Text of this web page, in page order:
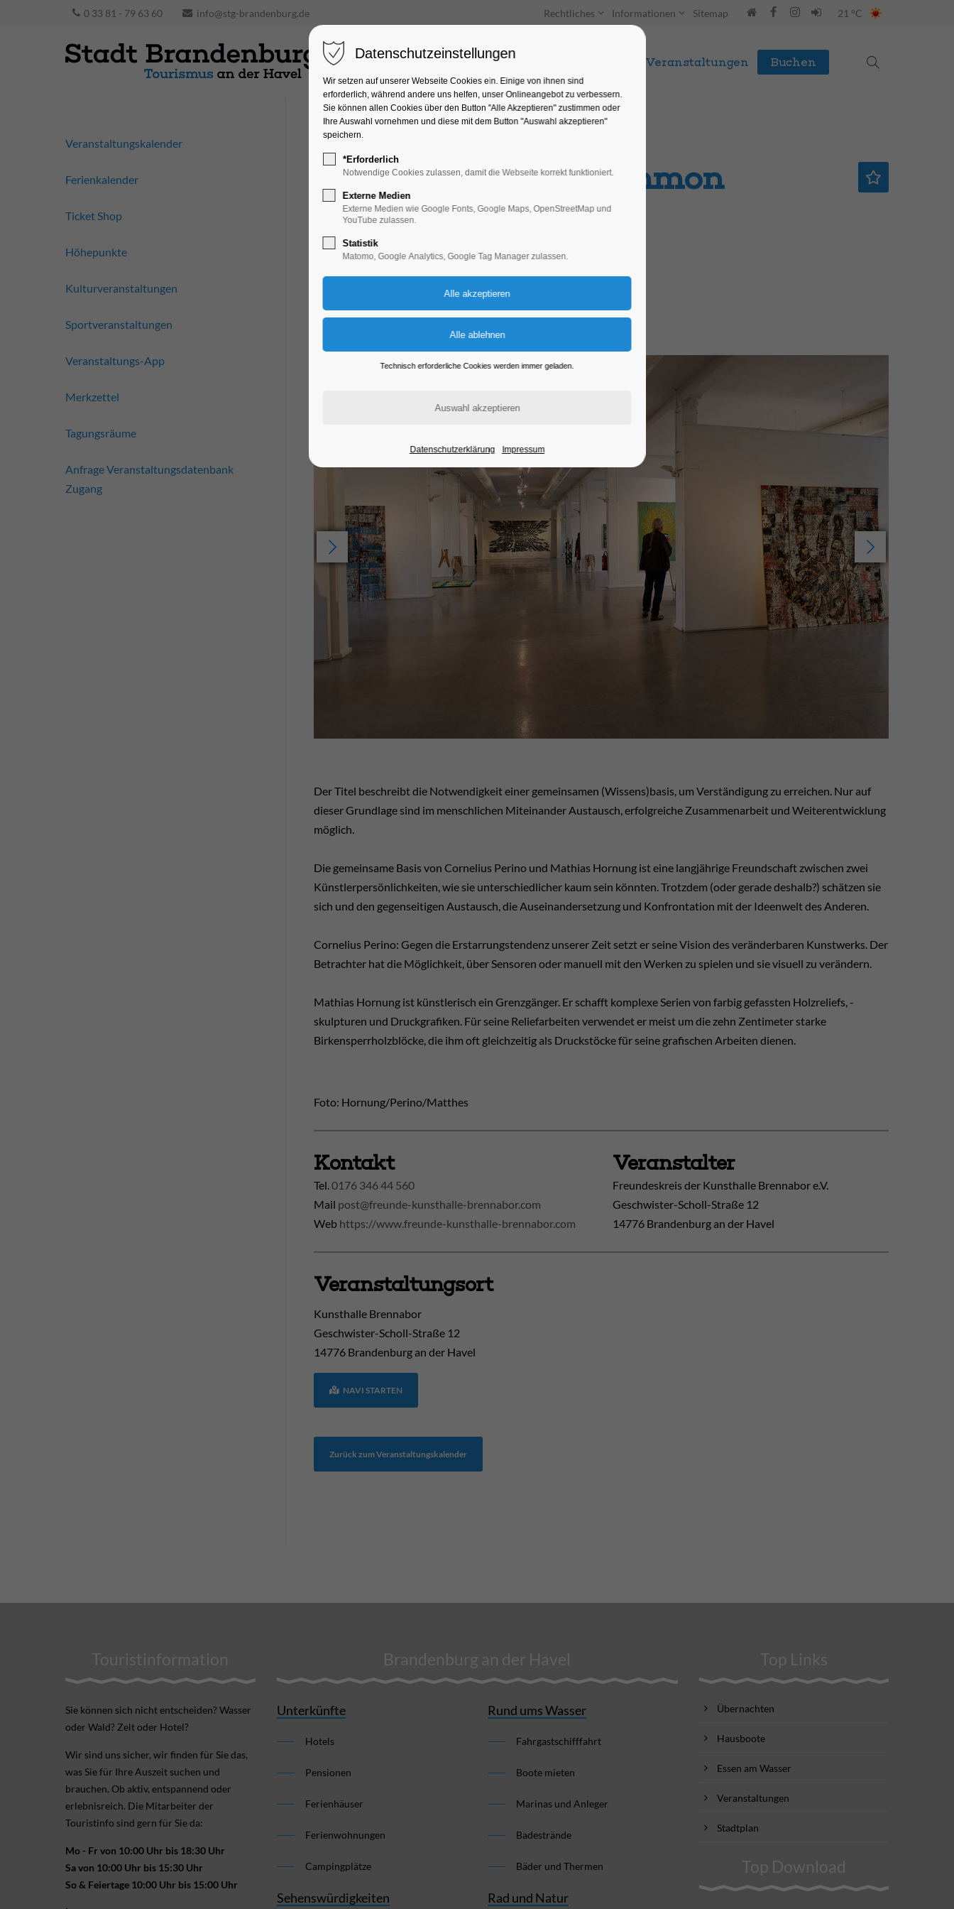
0 33 81 - 79 63 60 info@stg-brandenburg.de Rechtliches Informationen Sitemap 21 °C
Unterkünfte Entdecken & Erleben Veranstaltungen Buchen
die Ausstellung 'Common
Ground'
Ausstellung, Kunst
19.10.2024, 13:00–18:00
Eintritt frei
Der Titel beschreibt die Notwendigkeit einer gemeinsamen (Wissens)basis, um Verständigung zu erreichen. Nur auf
dieser Grundlage sind im menschlichen Miteinander Austausch, erfolgreiche Zusammenarbeit und Weiterentwicklung
möglich.
Die gemeinsame Basis von Cornelius Perino und Mathias Hornung ist eine langjährige Freundschaft zwischen zwei
Künstlerpersönlichkeiten, wie sie unterschiedlicher kaum sein könnten. Trotzdem (oder gerade deshalb?) schätzen sie
sich und den gegenseitigen Austausch, die Auseinandersetzung und Konfrontation mit der Ideenwelt des Anderen.
Cornelius Perino: Gegen die Erstarrungstendenz unserer Zeit setzt er seine Vision des veränderbaren Kunstwerks. Der
Betrachter hat die Möglichkeit, über Sensoren oder manuell mit den Werken zu spielen und sie visuell zu verändern.
Mathias Hornung ist künstlerisch ein Grenzgänger. Er schafft komplexe Serien von farbig gefassten Holzreliefs, -
skulpturen und Druckgrafiken. Für seine Reliefarbeiten verwendet er meist um die zehn Zentimeter starke
Birkensperrholzblöcke, die ihm oft gleichzeitig als Druckstöcke für seine grafischen Arbeiten dienen.
Foto: Hornung/Perino/Matthes
Kontakt
Tel. 0176 346 44 560
Mail post@freunde-kunsthalle-brennabor.com
Web https://www.freunde-kunsthalle-brennabor.com
Veranstalter
Freundeskreis der Kunsthalle Brennabor e.V.
Geschwister-Scholl-Straße 12
14776 Brandenburg an der Havel
Veranstaltungsort
Kunsthalle Brennabor
Geschwister-Scholl-Straße 12
14776 Brandenburg an der Havel
NAVI STARTEN
Zurück zum Veranstaltungskalender
Veranstaltungskalender
Ferienkalender
Ticket Shop
Höhepunkte
Kulturveranstaltungen
Sportveranstaltungen
Veranstaltungs-App
Merkzettel
Tagungsräume
Anfrage Veranstaltungsdatenbank
Zugang
Touristinformation
Sie können sich nicht ent­scheiden? Wasser
oder Wald? Zelt oder Hotel?
Wir sind uns sicher, wir finden für Sie das,
was Sie für Ihre Aus­zeit suchen und
brauchen. Ob aktiv, ent­spannend oder
erlebnis­reich. Die Mitarbeiter der
Touristinfo sind gern für Sie da:
Mo - Fr von 10:00 Uhr bis 18:30 Uhr
Sa von 10:00 Uhr bis 15:30 Uhr
So & Feiertage 10:00 Uhr bis 15:00 Uhr
Brandenburg an der Havel
Unterkünfte
Hotels
Pensionen
Ferienhäuser
Ferienwohnungen
Campingplätze
Sehenswürdigkeiten
Rund ums Wasser
Fahrgastschifffahrt
Boote mieten
Marinas und Anleger
Badestrände
Bäder und Thermen
Rad und Natur
Top Links
Übernachten
Hausboote
Essen am Wasser
Veranstaltungen
Stadtplan
Top Download
Datenschutzeinstellungen
Wir setzen auf unserer Webseite Cookies ein. Einige von ihnen sind
erforderlich, während andere uns helfen, unser Onlineangebot zu verbessern.
Sie können allen Cookies über den Button "Alle Akzeptieren" zustimmen oder
Ihre Auswahl vornehmen und diese mit dem Button "Auswahl akzeptieren"
speichern.
*Erforderlich
Notwendige Cookies zulassen, damit die Webseite korrekt funktioniert.
Externe Medien
Externe Medien wie Google Fonts, Google Maps, OpenStreetMap und
YouTube zulassen.
Statistik
Matomo, Google Analytics, Google Tag Manager zulassen.
Technisch erforderliche Cookies werden immer geladen.
Datenschutzerklärung Impressum